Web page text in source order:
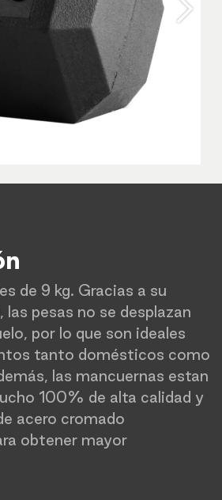
de 9 kg. Gracias a su
las pesas no se desplazan
por lo que son ideales
tanto domésticos como
las mancuernas estan
100% de alta calidad y
acero cromado
obtener mayor